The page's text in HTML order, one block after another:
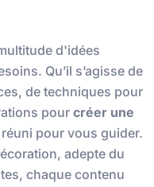
d'idées
Qu’il s’agisse de
de techniques pour
pour créer une
pour vous guider.
adepte du
chaque contenu